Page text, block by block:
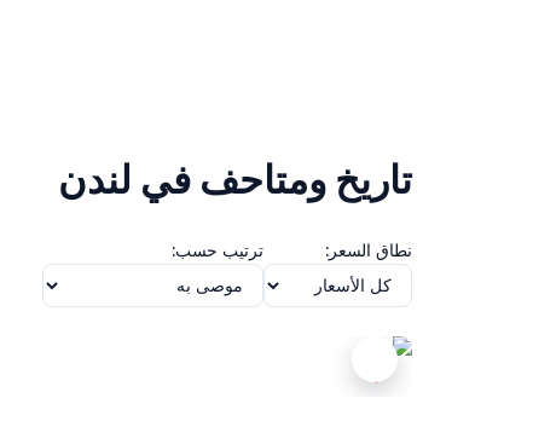
تاريخ ومتاحف في لندن
نطاق السعر: ترتيب حسب: